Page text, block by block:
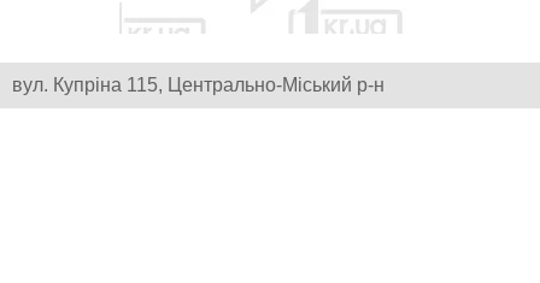
вул. Купріна 115, Центрально-Міський р-н